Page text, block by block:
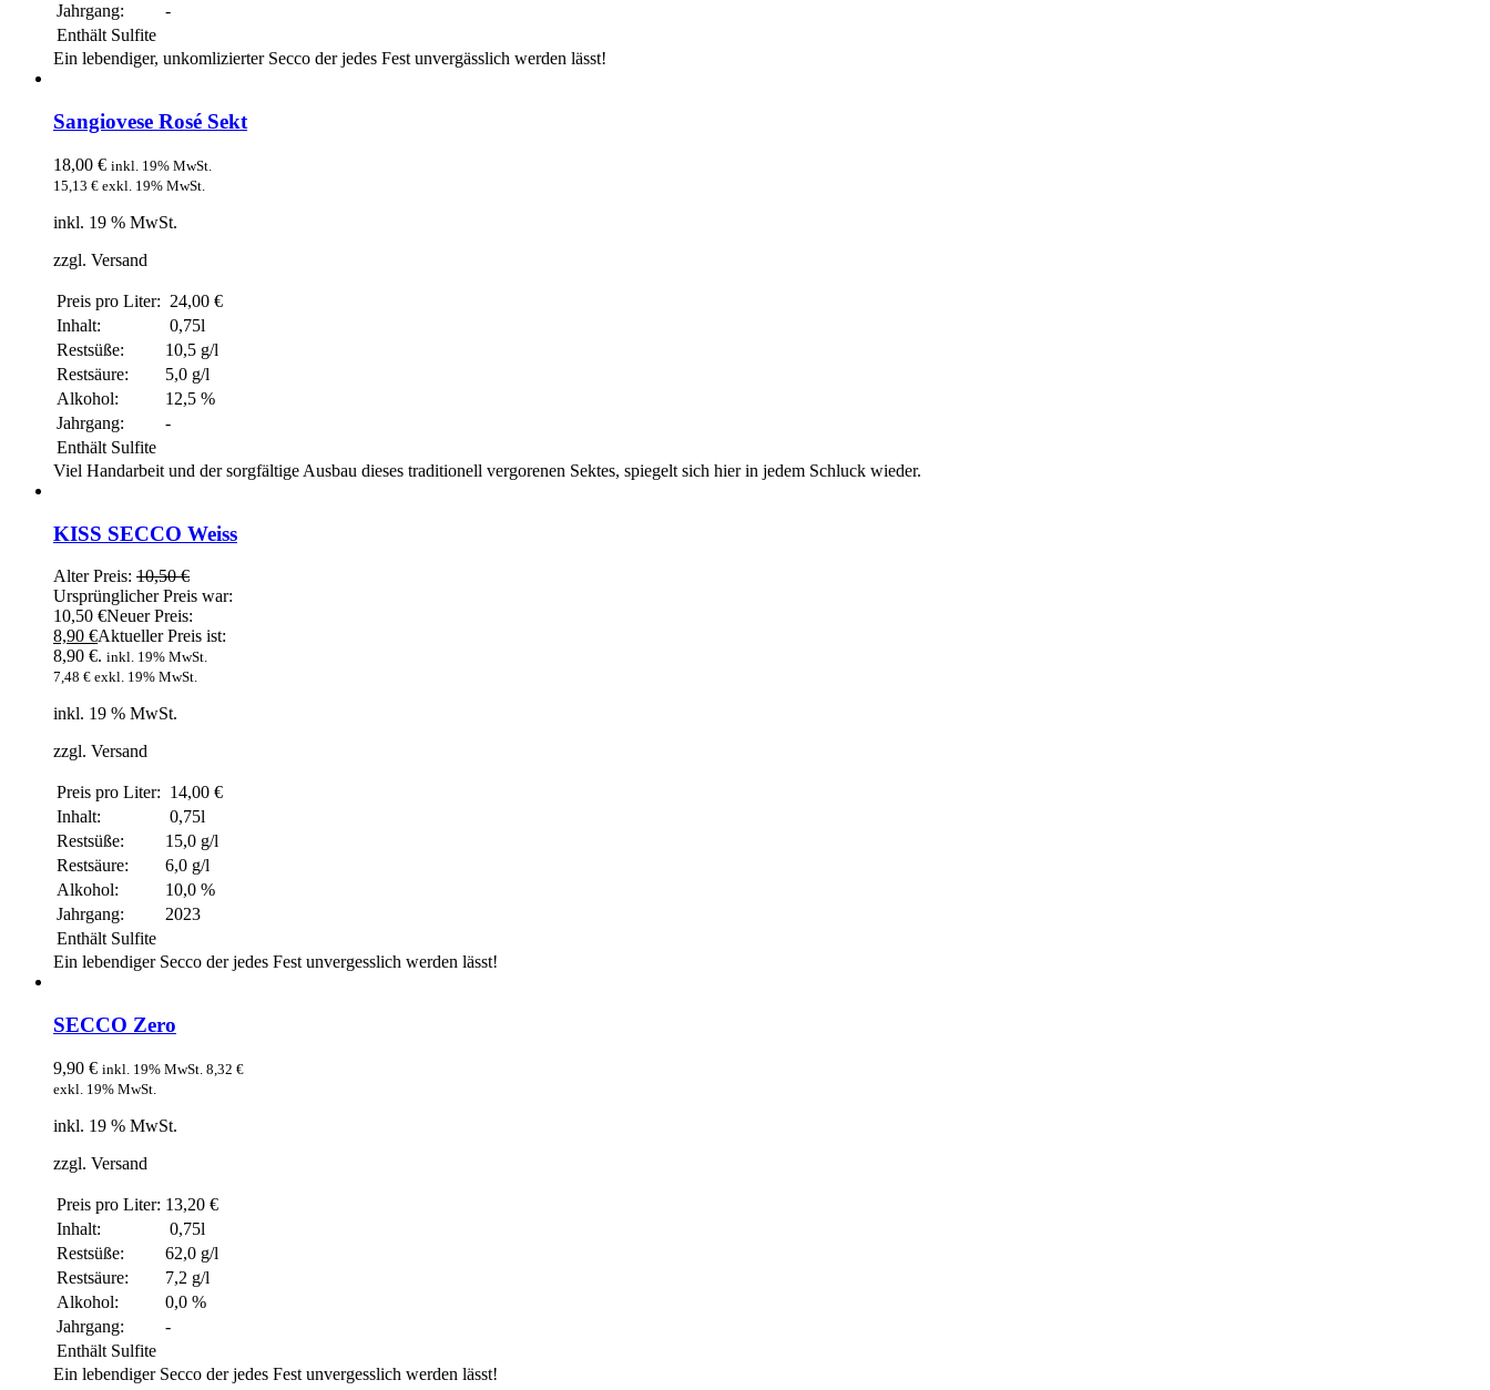
Jahrgang:
-
Enthält Sulfite
Ein lebendiger, unkomlizierter Secco der jedes Fest unvergässlich werden lässt!
Sangiovese Rosé Sekt
18,00 € inkl. 19% MwSt.
15,13 € exkl. 19% MwSt.
inkl. 19 % MwSt.
zzgl. Versand
Preis pro Liter: 24,00 €
Inhalt:
0,75l
Restsüße:
10,5 g/l
Restsäure:
5,0 g/l
Alkohol:
12,5 %
Jahrgang:
-
Enthält Sulfite
Viel Handarbeit und der sorgfältige Ausbau dieses traditionell vergorenen Sektes, spiegelt sich hier in jedem Schluck wieder.
KISS SECCO Weiss
Alter Preis: 10,50€
Ursprünglicher Preis war:
10,50 €Neuer Preis:
8,90 €Aktueller Preis ist:
8,90 €. inkl. 19% MwSt.
7,48 € exkl. 19% MwSt.
inkl. 19 % MwSt.
zzgl. Versand
Preis pro Liter: 14,00 €
Inhalt:
0,75l
Restsüße:
15,0 g/l
Restsäure:
6,0 g/l
Alkohol:
10,0 %
Jahrgang:
2023
Enthält Sulfite
Ein lebendiger Secco der jedes Fest unvergesslich werden lässt!
SECCO Zero
9,90 € inkl. 19% MwSt. 8,32 €
exkl. 19% MwSt.
inkl. 19 % MwSt.
zzgl. Versand
Preis pro Liter: 13,20 €
Inhalt:
0,75l
Restsüße:
62,0 g/l
Restsäure:
7,2 g/l
Alkohol:
0,0 %
Jahrgang:
-
Enthält Sulfite
Ein lebendiger Secco der jedes Fest unvergesslich werden lässt!